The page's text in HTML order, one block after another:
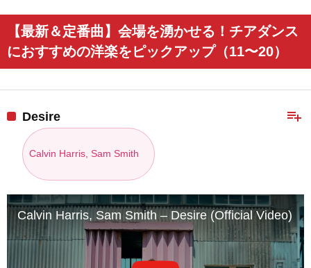
【最新＆定番曲】会場を湧かせる！チアダンス
におすすめの洋楽をピックアップ（11〜20）
playlist_add
Desire
Calvin Harris, Sam Smith
Calvin Harris, Sam Smith – Desire (Official Video)